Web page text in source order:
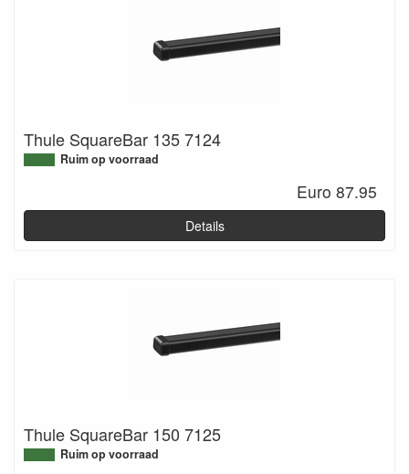
Thule SquareBar 135 7124
Ruim op voorraad
Euro 87.95
Details
Thule SquareBar 150 7125
Ruim op voorraad